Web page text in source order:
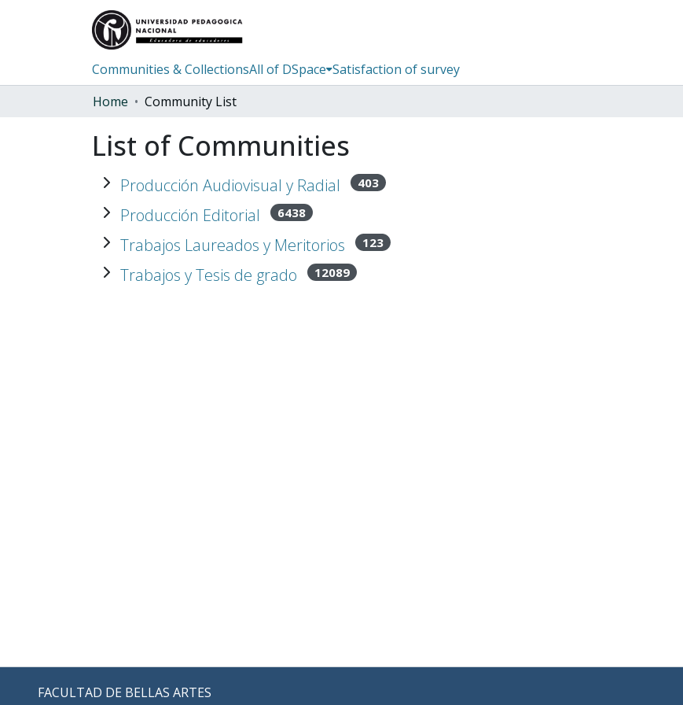
Communities & CollectionsAll of DSpace Satisfaction of survey
Home
Community List
List of Communities
Expand Producción Audiovisual y Radial
Producción Audiovisual y Radial 403
Expand Producción Editorial
Producción Editorial 6438
Expand Trabajos Laureados y Meritorios
Trabajos Laureados y Meritorios 123
Expand Trabajos y Tesis de grado
Trabajos y Tesis de grado 12089
FACULTAD DE BELLAS ARTES